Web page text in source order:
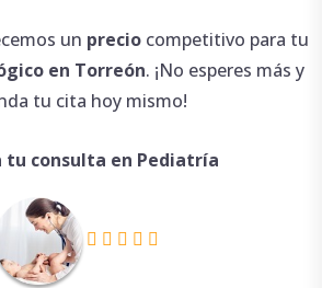
un precio competitivo para tu
en Torreón. ¡No esperes más y
tu cita hoy mismo!
tu consulta en Pediatría